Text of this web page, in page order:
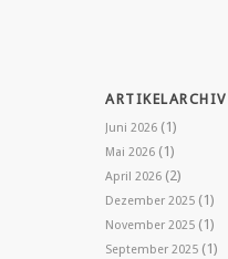
ARTIKELARCHIV
Juni 2026 (1)
Mai 2026 (1)
April 2026 (2)
Dezember 2025 (1)
November 2025 (1)
September 2025 (1)